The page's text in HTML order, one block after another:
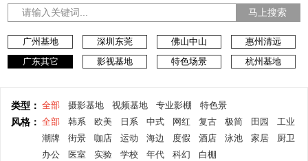
马上搜索
广州基地 深圳东莞 佛山中山
惠州清远
广东其它
影视基地 特色场景 杭州基地
类型： 全部 摄影基地 视频基地 专业影棚 特色景
风格： 全部 韩系 欧美 日系 中式 网红 复古 极简 田园
工业
潮牌
街景 咖店 运动 海边 度假 酒店 泳池 家居
厨卫
办公
医室 实验 学校 年代 科幻 白棚